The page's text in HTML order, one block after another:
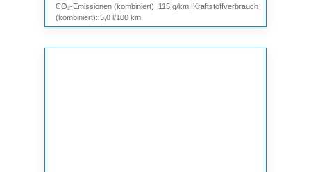
CO₂-Emissionen (kombiniert): 115 g/km, Kraftstoffverbrauch
(kombiniert): 5,0 l/100 km